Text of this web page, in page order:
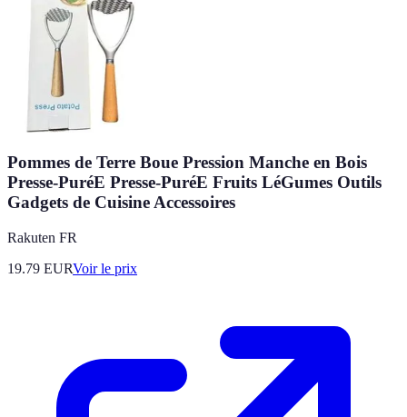
Pommes de Terre Boue Pression Manche en Bois
Presse-PuréE Presse-PuréE Fruits LéGumes Outils
Gadgets de Cuisine Accessoires
Rakuten FR
19.79 EURVoir le prix